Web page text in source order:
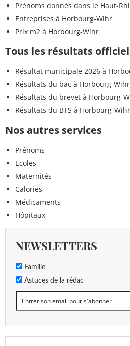
Prénoms donnés dans le Haut-
Entreprises à Horbourg-Wihr
Prix m2 à Horbourg-Wihr
Tous les résultats
Résultat municipale 2026 à
Résultats du bac à Horbourg-Wihr
Résultats du brevet à Horbourg-
Résultats du BTS à Horbourg-Wihr
Nos autres services
Prénoms
Ecoles
Maternités
Calories
Médicaments
Hôpitaux
NEWSLETTERS
Famille
Astuces de la rédac